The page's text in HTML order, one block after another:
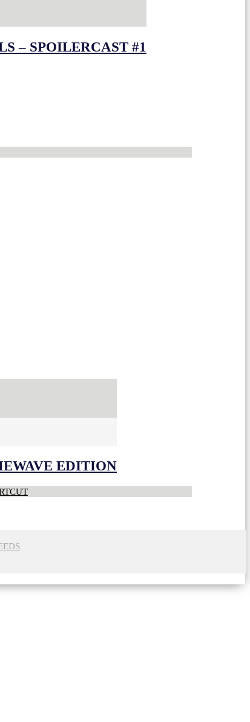
– SPOILERCAST #1
EDITION